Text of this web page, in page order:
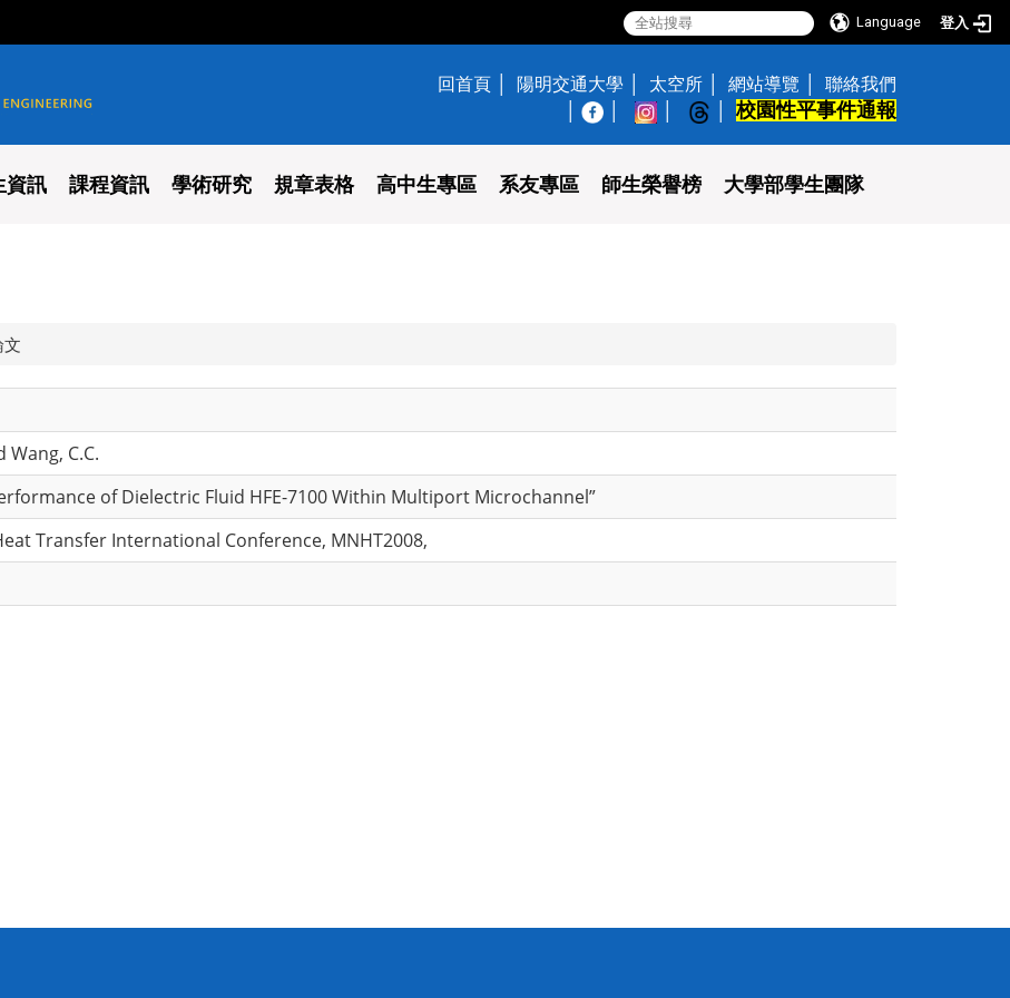
Language 登入
系
回首頁 陽明交通大學 太空所 網站導覽
聯絡我們
校園性平事件通報
資訊 課程資訊 學術研究 規章表格 高中生專區 系友專區 師生榮譽榜 大學部學生團隊
Wang, C.C.
of Dielectric Fluid HFE-7100 Within Multiport Microchannel”
Transfer International Conference, MNHT2008,